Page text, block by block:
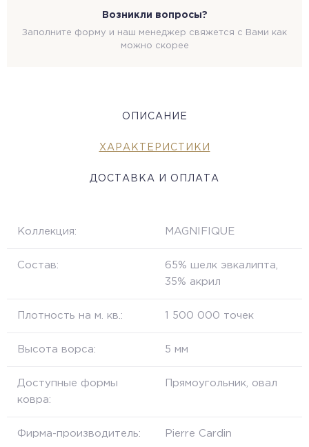
Возникли вопросы?
Заполните форму и наш менеджер свяжется с Вами как
можно скорее
ОПИСАНИЕ
ХАРАКТЕРИСТИКИ
ДОСТАВКА И ОПЛАТА
Коллекция: MAGNIFIQUE
Состав:
65% шелк эвкалипта,
35% акрил
Плотность на м. кв.: 1 500 000 точек
Высота ворса: 5 мм
Доступные формы
ковра:
Прямоугольник, овал
Фирма-производитель: Pierre Cardin